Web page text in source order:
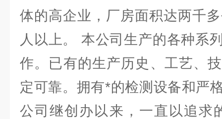
体的高企业，厂房面积达两千
人以上。 本公司生产的各种系
作。已有的生产历史、工艺、
定可靠。拥有*的检测设备和严
公司继创办以来，一直以追求